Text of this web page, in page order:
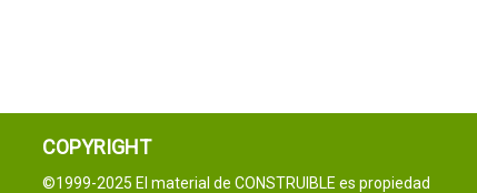
COPYRIGHT
©1999-2025 El material de CONSTRUIBLE es propiedad